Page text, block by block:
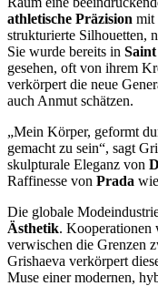
athletische Präzision mit
strukturierte Silhouetten,
Sie wurde bereits in
gesehen, oft von ihrem
verkörpert die neue
auch Anmut schätzen.
„Mein Körper, geformt
gemacht zu sein“, sagt
skulpturale Eleganz von
Raffinesse von Prada
Die globale
Ästhetik. Kooperationen
verwischen die Grenzen
Grishaeva verkörpert
Muse einer modernen,